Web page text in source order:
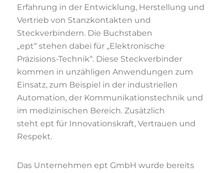
Erfahrung in der Entwicklung, Herstellung und
Vertrieb von Stanzkontakten und
Steckverbindern. Die Buchstaben
„ept“ stehen dabei für „Elektronische
Präzisions-Technik“. Diese Steckverbinder
kommen in unzähligen Anwendungen zum
Einsatz, zum Beispiel in der industriellen
Automation, der Kommunikationstechnik und
im medizinischen Bereich. Zusätzlich
steht ept für Innovationskraft, Vertrauen und
Respekt.
Das Unternehmen ept GmbH wurde bereits